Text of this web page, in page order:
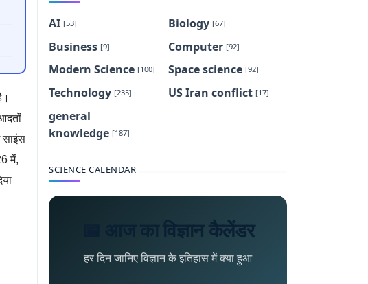
साइंस
में,
AI [53] Biology [67]
Business [9] Computer [92]
Modern Science [100] Space science [92]
Technology [235] US Iran conflict [17]
general
knowledge [187]
SCIENCE CALENDAR
📅 आज का विज्ञान कैलेंडर
हर दिन जानिए विज्ञान के इतिहास में क्या हुआ